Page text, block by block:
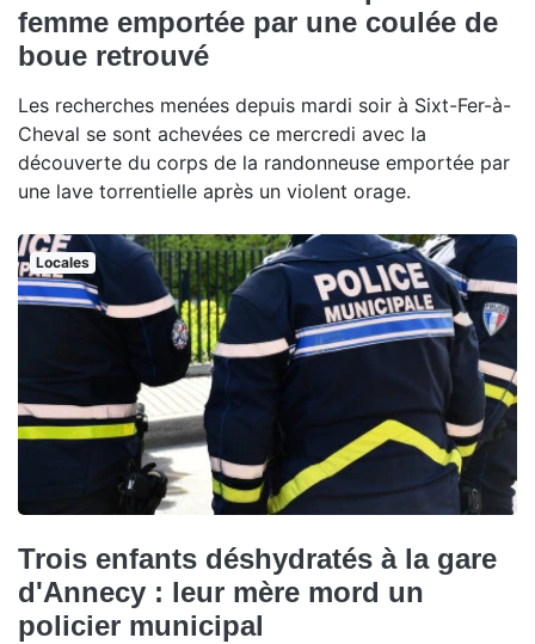
femme emportée par une coulée de
boue retrouvé
Les recherches menées depuis mardi soir à Sixt-Fer-à-
Cheval se sont achevées ce mercredi avec la
découverte du corps de la randonneuse emportée par
une lave torrentielle après un violent orage.
Locales
Trois enfants déshydratés à la gare
d'Annecy : leur mère mord un
policier municipal